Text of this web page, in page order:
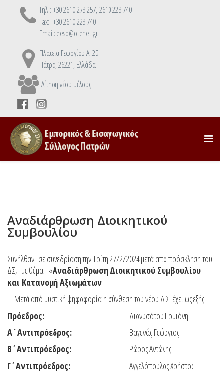
Τηλ.: +30 2610 273 257, 2610 223 740
Fax: +30 2610 223 740
Email: eesp@otenet.gr
Πλατεία Γεωργίου Α' 25
Πάτρα, 26221, Ελλάδα
Αίτηση νέου μέλους
Αναδιάρθρωση Διοικητικού
Συμβουλίου
Συνήλθαν σε συνεδρίαση την Τρίτη 27/2/2024 μετά από πρόσκληση του
ΔΣ, με θέμα: «Αναδιάρθρωση Διοικητικού Συμβουλίου
και Κατανομή Αξιωμάτων
Μετά από μυστική ψηφοφορία η σύνθεση του νέου Δ.Σ. έχει ως εξής:
Πρόεδρος:
Διονυσάτου Ερμιόνη
Α΄Αντιπρόεδρος:
Βαγενάς Γεώργιος
Β΄Αντιπρόεδρος:
Ρώρος Αντώνης
Γ΄Αντιπρόεδρος:
Αγγελόπουλος Χρήστος